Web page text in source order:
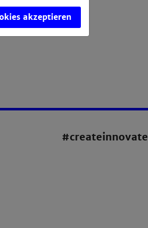
#createinnovate
akzeptieren